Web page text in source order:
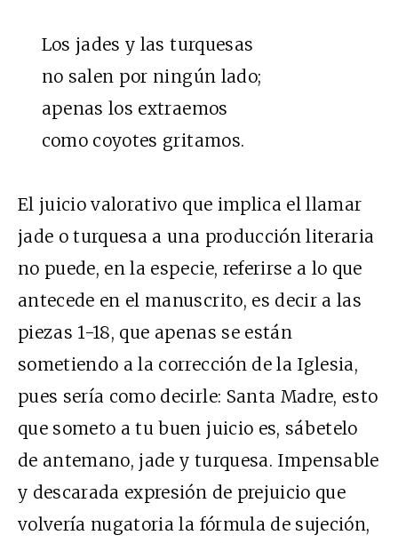
Los jades y las turquesas
no salen por ningún lado;
apenas los extraemos
como coyotes gritamos.
El juicio valorativo que implica el llamar
jade o turquesa a una producción literaria
no puede, en la especie, referirse a lo que
antecede en el manuscrito, es decir a las
piezas 1-18, que apenas se están
sometiendo a la corrección de la Iglesia,
pues sería como decirle: Santa Madre, esto
que someto a tu buen juicio es, sábetelo
de antemano, jade y turquesa. Impensable
y descarada expresión de prejuicio que
volvería nugatoria la fórmula de sujeción,